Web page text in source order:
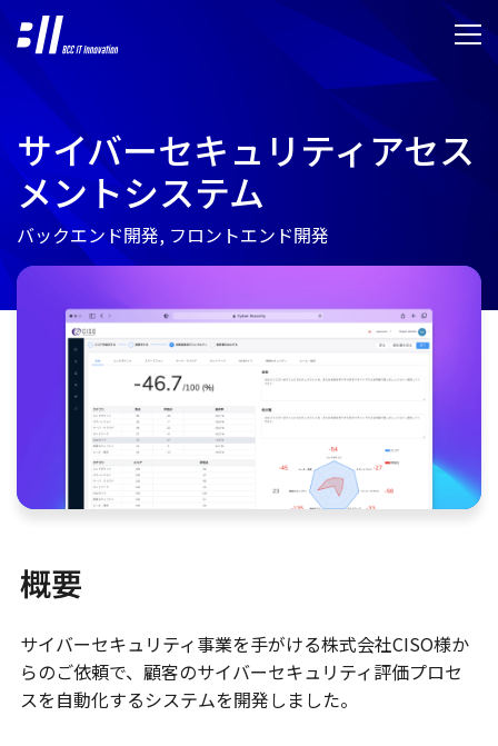
サイバーセキュリティアセス
メントシステム
バックエンド開発, フロントエンド開発
概要
サイバーセキュリティ事業を手がける株式会社CISO様か
らのご依頼で、顧客のサイバーセキュリティ評価プロセ
スを自動化するシステムを開発しました。